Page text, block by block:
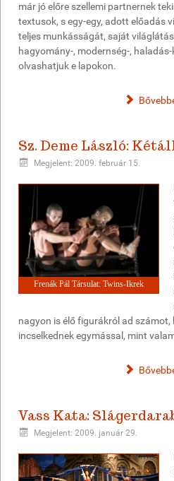
már jó előre szellemi partnernek
textusok, s egy-egy, adott előadás
teljes munkásságát, saját
hagyomány-, modernség-,
olvashatjuk e lapokon.
Sz. Deme László:
Megjelent: 2009. február 15.
Frenák Pál Társulat: Twins-Ikrek
nagyon is élő figurákról ad számot,
incselkednek egymással, mint
Vass Kata:
Megjelent: 2009. január 29.